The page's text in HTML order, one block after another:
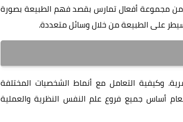
مجموعة أفعال تمارس بقصد فهم الطبيعة بصورة
على الطبيعة من خلال وسائل متعددة.
وكيفية التعامل مع أنماط الشخصيات المختلفة
أساس جميع فروع علم النفس النظرية والعملية